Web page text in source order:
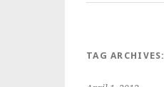
TAG ARCHIVES: